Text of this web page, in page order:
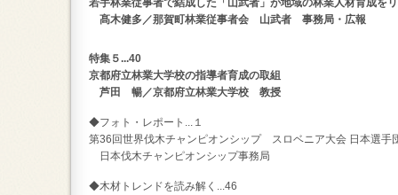
若手林業従事者で結成した「山武者」が地域の林業人材育成を
髙木健多／那賀町林業従事者会 山武者 事務局・広報
特集５...40
京都府立林業大学校の指導者育成の取組
芦田 暢／京都府立林業大学校 教授
◆フォト・レポート...１
第36回世界伐木チャンピオンシップ スロベニア大会 日本選
日本伐木チャンピオンシップ事務局
◆木材トレンドを読み解く...46